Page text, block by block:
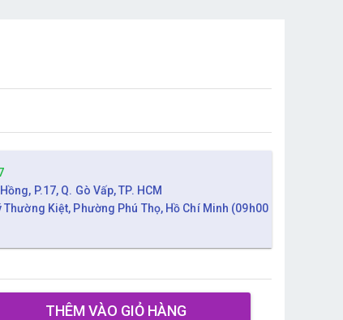
P.17, Q. Gò Vấp, TP. HCM
Thường Kiệt, Phường Phú Thọ, Hồ Chí Minh (09h00
THÊM VÀO GIỎ HÀNG